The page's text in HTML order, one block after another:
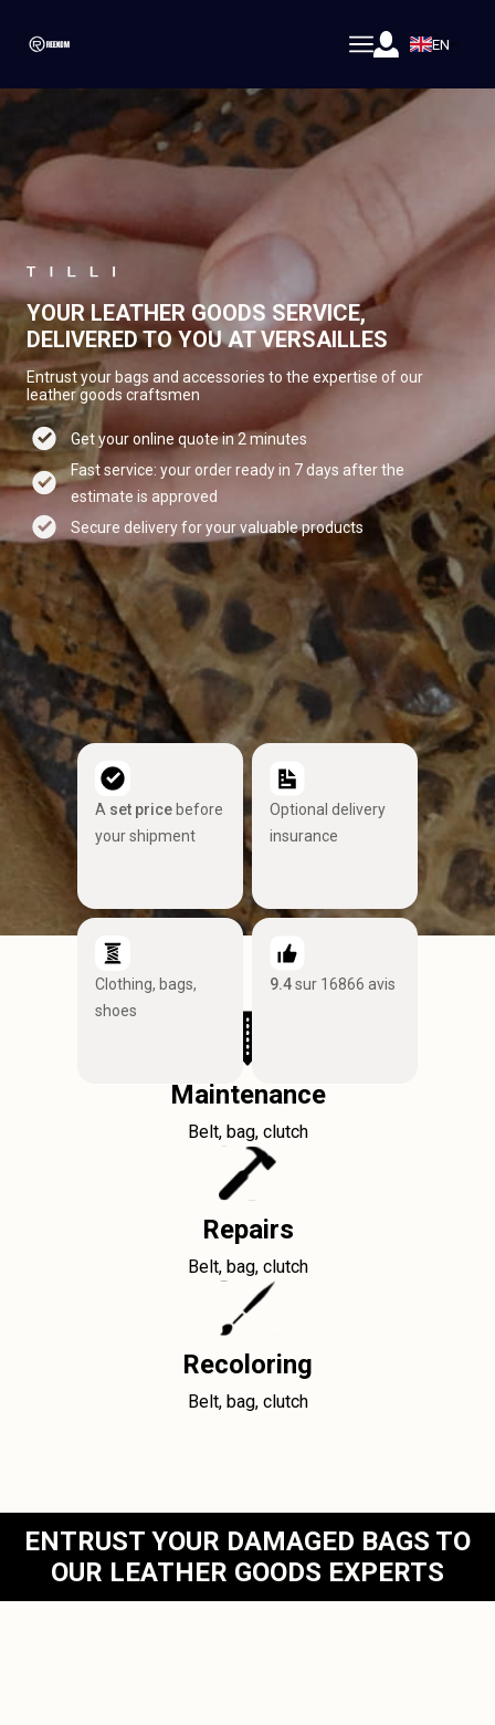
EN
YOUR LEATHER GOODS SERVICE,
DELIVERED TO YOU AT VERSAILLES
Entrust your bags and accessories to the expertise of our
leather goods craftsmen
Get your online quote in 2 minutes
Fast service: your order ready in 7 days after the
estimate is approved
Secure delivery for your valuable products
A set price before
your shipment
Optional delivery
insurance
Clothing, bags,
shoes
9.4sur 16866 avis
Maintenance
Belt, bag, clutch
Repairs
Belt, bag, clutch
Recoloring
Belt, bag, clutch
ENTRUST YOUR DAMAGED BAGS TO
OUR LEATHER GOODS EXPERTS